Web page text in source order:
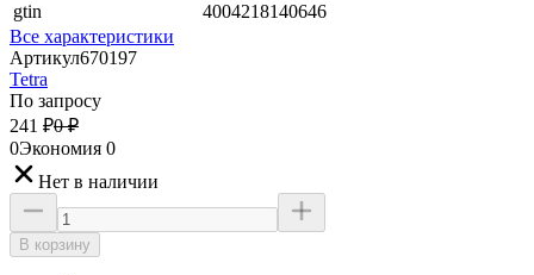
gtin
4004218140646
Все характеристики
Артикул670197
Tetra
По запросу
241 ₽0 ₽
0Экономия 0
Нет в наличии
В корзину